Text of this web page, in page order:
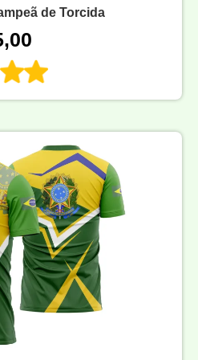
de Torcida